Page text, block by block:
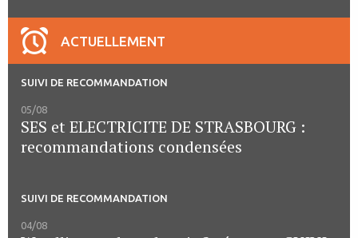
ACTUELLEMENT
SUIVI DE RECOMMANDATION
05/08
SES et ELECTRICITE DE STRASBOURG :
recommandations condensées
SUIVI DE RECOMMANDATION
04/08